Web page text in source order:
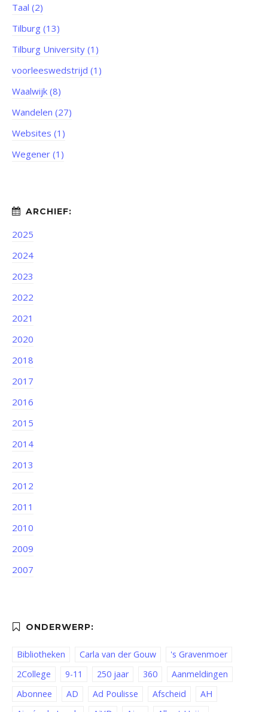
Taal (2)
Tilburg (13)
Tilburg University (1)
voorleeswedstrijd (1)
Waalwijk (8)
Wandelen (27)
Websites (1)
Wegener (1)
2025
2024
2023
2022
2021
2020
2018
2017
2016
2015
2014
2013
2012
2011
2010
2009
2007
Bibliotheken Carla van der Gouw
's Gravenmoer
2College
9-11 250 jaar 360
Aanmeldingen
Abonnee
AD Ad Poulisse Afscheid
AH